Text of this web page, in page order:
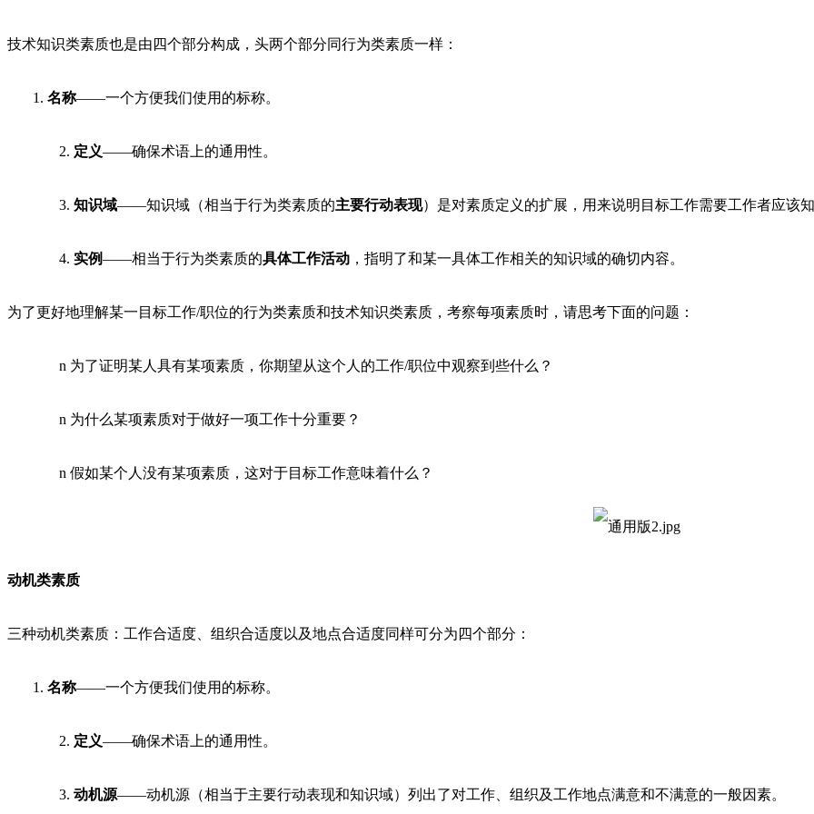
技术知识类素质也是由四个部分构成，头两个部分同行为类素质一样：
1. 名称——一个方便我们使用的标称。
2. 定义——确保术语上的通用性。
3. 知识域——知识域（相当于行为类素质的主要行动表现）是对素质定义的扩展，用来说明目标工作需要工作者应该知
4. 实例——相当于行为类素质的具体工作活动 ，指明了和某一具体工作相关的知识域的确切内容。
为了更好地理解某一目标工作/职位的行为类素质和技术知识类素质，考察每项素质时，请思考下面的问题：
n 为了证明某人具有某项素质，你期望从这个人的工作/职位中观察到些什么？
n 为什么某项素质对于做好一项工作十分重要？
n 假如某个人没有某项素质，这对于目标工作意味着什么？
动机类素质
三种动机类素质：工作合适度、组织合适度以及地点合适度同样可分为四个部分：
1. 名称——一个方便我们使用的标称。
2. 定义——确保术语上的通用性。
3. 动机源——动机源（相当于主要行动表现和知识域）列出了对工作、组织及工作地点满意和不满意的一般因素。